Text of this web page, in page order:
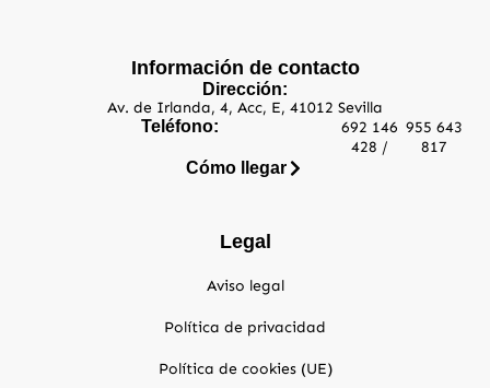
Información de contacto
Dirección:
Av. de Irlanda, 4, Acc, E, 41012 Sevilla
Teléfono:
692 146
428 /
955 643
817
Cómo llegar
Legal
Aviso legal
Política de privacidad
Política de cookies (UE)